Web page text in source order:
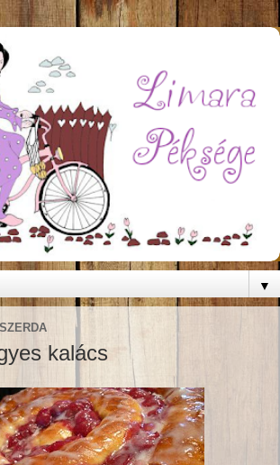
▼
kalács